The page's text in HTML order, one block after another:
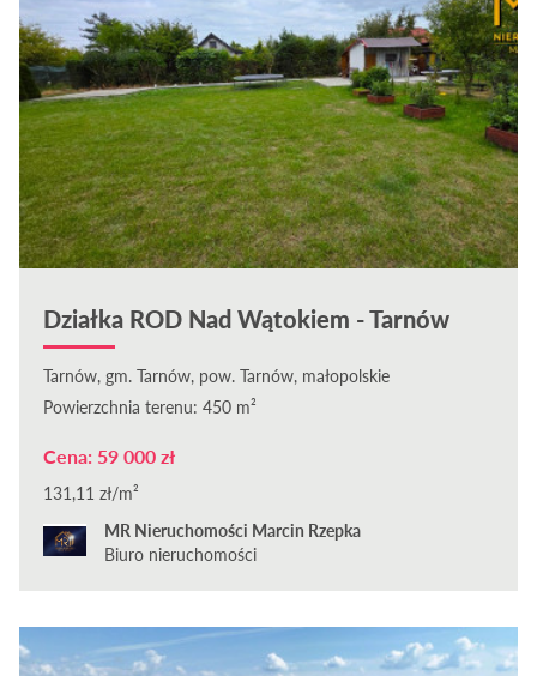
Działka ROD Nad Wątokiem - Tarnów
Tarnów, gm. Tarnów, pow. Tarnów, małopolskie
Powierzchnia terenu: 450 m²
Cena: 59 000 zł
131,11 zł/m²
MR Nieruchomości Marcin Rzepka
Biuro nieruchomości